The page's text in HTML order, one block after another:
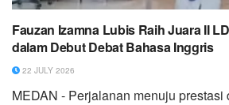
Fauzan Izamna Lubis Raih Juara II
dalam Debut Debat Bahasa Inggris
22 JULY 2026
MEDAN - Perjalanan menuju prestasi